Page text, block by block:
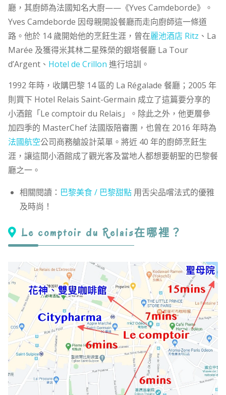
廳，其廚師為法國知名大廚——《Yves Camdeborde》。
Yves Camdeborde 因母親開設餐廳而走向廚師這一條道
路。他於 14 歲開始他的烹飪生涯，曾在麗池酒店 Ritz 、La
Marée 及獲得米其林二星殊榮的銀塔餐廳 La Tour
d’Argent、 Hotel de Crillon 進行培訓。
1992 年時，收購巴黎 14 區的 La Régalade 餐廳；2005 年
則買下 Hotel Relais Saint-Germain 成立了這篇要分享的
小酒館「Le comptoir du Relais」。除此之外，他更層參
加四季的 MasterChef 法國版陪審團，也曾在 2016 年時為
法國航空公司商務艙設計菜單。將近 40 年的廚師烹飪生
涯，讓這間小酒館成了觀光客及當地人都想要朝聖的巴黎餐
廳之一。
相關閱讀： 巴黎美食 / 巴黎甜點用舌尖品嚐法式的優雅
及時尚！
Le comptoir du Relais在哪裡？